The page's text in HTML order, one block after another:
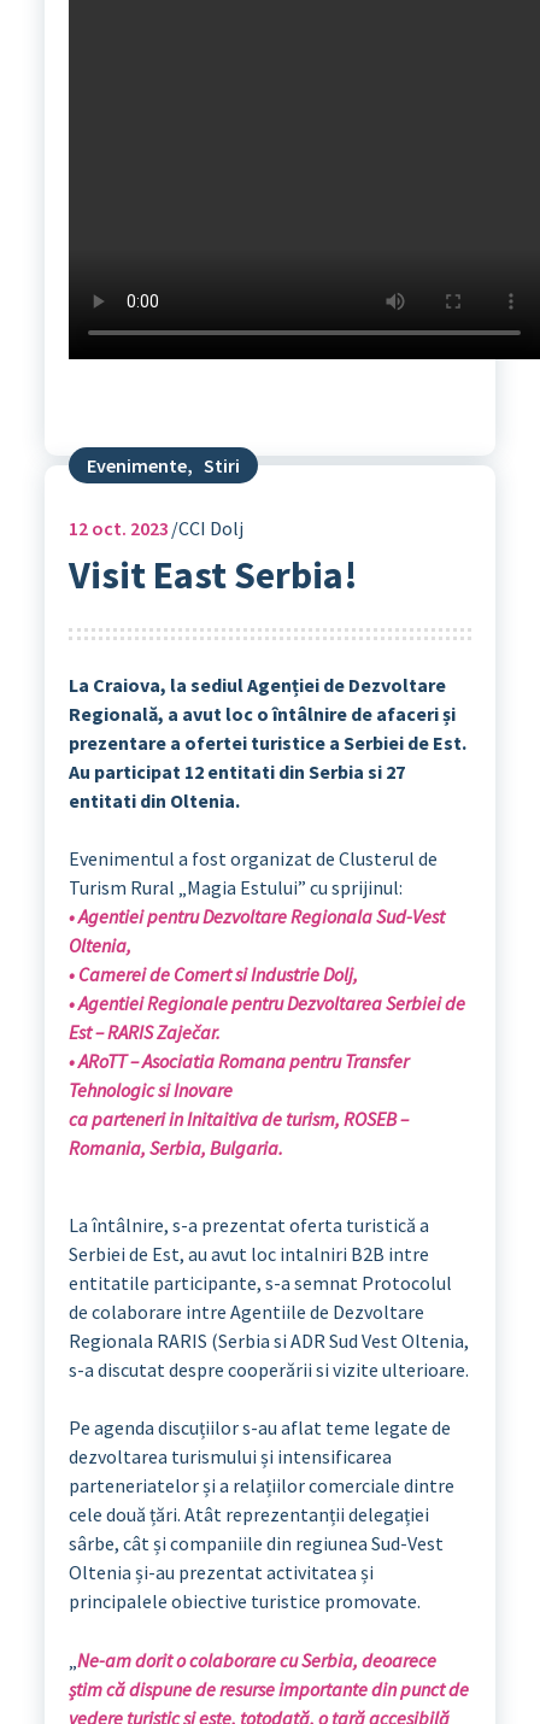
Evenimente, Stiri
12oct. 2023 CCI Dolj
Visit East Serbia!
La Craiova, la sediul Agenției de Dezvoltare
Regională, a avut loc o întâlnire de afaceri și
prezentare a ofertei turistice a Serbiei de Est.
Au participat 12 entitati din Serbia si 27
entitati din Oltenia.
Evenimentul a fost organizat de Clusterul de
Turism Rural „Magia Estului” cu sprijinul:
• Agentiei pentru Dezvoltare Regionala Sud-Vest
Oltenia,
• Camerei de Comert si Industrie Dolj,
• Agentiei Regionale pentru Dezvoltarea Serbiei de
Est – RARIS Zaječar.
• ARoTT – Asociatia Romana pentru Transfer
Tehnologic si Inovare
ca parteneri in Initaitiva de turism, ROSEB –
Romania, Serbia, Bulgaria.
La întâlnire, s-a prezentat oferta turistică a
Serbiei de Est, au avut loc intalniri B2B intre
entitatile participante, s-a semnat Protocolul
de colaborare intre Agentiile de Dezvoltare
Regionala RARIS (Serbia si ADR Sud Vest Oltenia,
s-a discutat despre cooperării si vizite ulterioare.
Pe agenda discuțiilor s-au aflat teme legate de
dezvoltarea turismului și intensificarea
parteneriatelor și a relațiilor comerciale dintre
cele două țări. Atât reprezentanții delegației
sârbe, cât și companiile din regiunea Sud-Vest
Oltenia și-au prezentat activitatea și
principalele obiective turistice promovate.
Ne-am dorit o colaborare cu Serbia, deoarece
știm că dispune de resurse importante din punct de
vedere turistic și este, totodată, o țară accesibilă